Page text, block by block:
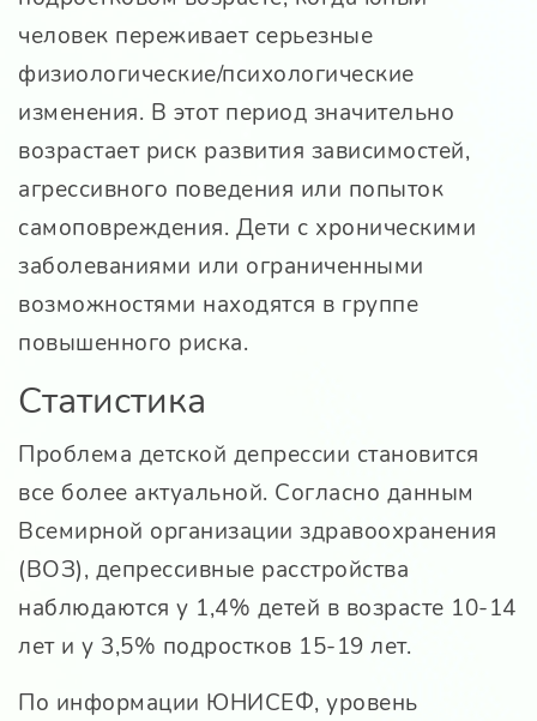
человек переживает серьезные
физиологические/психологические
изменения. В этот период значительно
возрастает риск развития зависимостей,
агрессивного поведения или попыток
самоповреждения. Дети с хроническими
заболеваниями или ограниченными
возможностями находятся в группе
повышенного риска.
Статистика
Проблема детской депрессии становится
все более актуальной. Согласно данным
Всемирной организации здравоохранения
(ВОЗ), депрессивные расстройства
наблюдаются у 1,4% детей в возрасте 10-14
лет и у 3,5% подростков 15-19 лет.
По информации ЮНИСЕФ, уровень